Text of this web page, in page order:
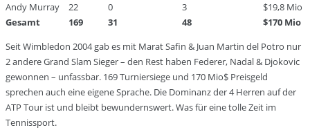
Andy Murray
22 0 3
$19,8 Mio
Gesamt
169 31 48
$170 Mio
Seit Wimbledon 2004 gab es mit Marat Safin & Juan Martin del Potro nur
2 andere Grand Slam Sieger – den Rest haben Federer, Nadal & Djokovic
gewonnen – unfassbar. 169 Turniersiege und 170 Mio$ Preisgeld
sprechen auch eine eigene Sprache. Die Dominanz der 4 Herren auf der
ATP Tour ist und bleibt bewundernswert. Was für eine tolle Zeit im
Tennissport.